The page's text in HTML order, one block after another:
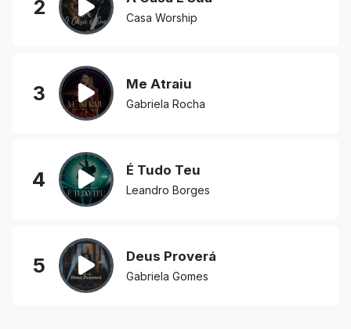
2 Casa Worship
3 Me Atraiu
Gabriela Rocha
4 É Tudo Teu
Leandro Borges
5 Deus Proverá
Gabriela Gomes